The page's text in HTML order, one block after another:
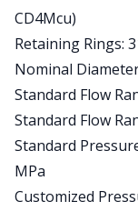
CD4Mcu)
Retaining Rings:
Nominal
Standard Flow
Standard Flow
Standard
MPa
Customized